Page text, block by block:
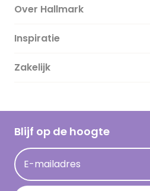
Over Hallmark
Over ons
Duurzaamheid
Hallmark Kaartclub
Acties
Persberichten
Inspiratie
Magazine
Cadeau inspiratie
Kaartinspiratie
Zakelijk
Blijf op de hoogte
E-mailadres